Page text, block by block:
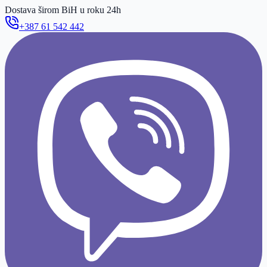
Dostava širom BiH u roku 24h
+387 61 542 442